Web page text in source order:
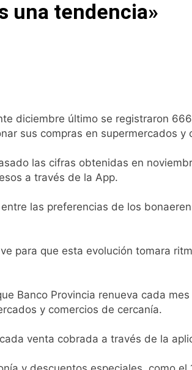
y Quilmes
en el país
con entrada libre y gratuita
y promete dar pelea por el arco
país volvió a subir
agosto: vuelve el frío polar al AMBA
en la investigación
graves cargos
una tendencia»
diciembre último se registraron
sus compras en supermercados y
las cifras obtenidas en
a través de la App.
las preferencias de los
para que esta evolución tomara
Banco Provincia renueva cada
y comercios de cercanía.
venta cobrada a través de la